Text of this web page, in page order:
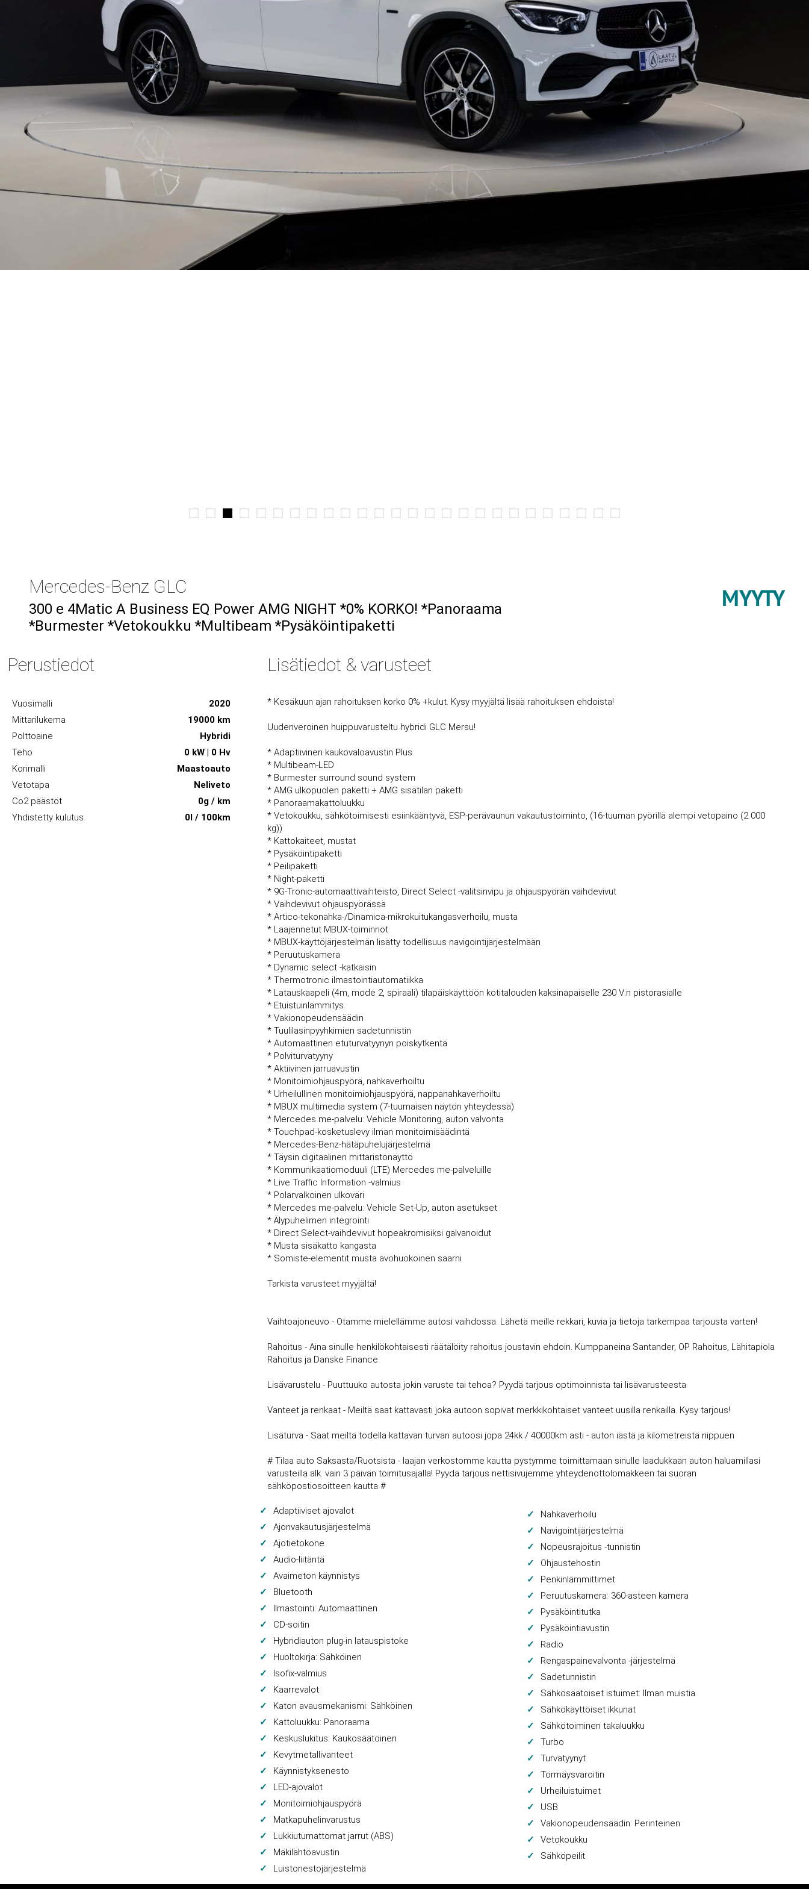
Mercedes-Benz GLC
300 e 4Matic A Business EQ Power AMG NIGHT *0% KORKO! *Panoraama
*Burmester *Vetokoukku *Multibeam *Pysäköintipaketti
MYYTY
Perustiedot
Vuosimalli
2020
Mittarilukema
19000 km
Polttoaine
Hybridi
Teho
0 kW | 0 Hv
Korimalli
Maastoauto
Vetotapa
Neliveto
Co2 päästöt
0g / km
Yhdistetty kulutus
0l / 100km
Lisätiedot & varusteet
* Kesäkuun ajan rahoituksen korko 0% +kulut. Kysy myyjältä lisää rahoituksen ehdoista!
Uudenveroinen huippuvarusteltu hybridi GLC Mersu!
* Adaptiivinen kaukovaloavustin Plus
* Multibeam-LED
* Burmester surround sound system
* AMG ulkopuolen paketti + AMG sisätilan paketti
* Panoraamakattoluukku
* Vetokoukku, sähkötoimisesti esiinkääntyvä, ESP-perävaunun vakautustoiminto, (16-tuuman pyörillä alempi vetopaino (2 000
kg))
* Kattokaiteet, mustat
* Pysäköintipaketti
* Peilipaketti
* Night-paketti
* 9G-Tronic-automaattivaihteisto, Direct Select -valitsinvipu ja ohjauspyörän vaihdevivut
* Vaihdevivut ohjauspyörässä
* Artico-tekonahka-/Dinamica-mikrokuitukangasverhoilu, musta
* Laajennetut MBUX-toiminnot
* MBUX-käyttöjärjestelmän lisätty todellisuus navigointijärjestelmään
* Peruutuskamera
* Dynamic select -katkaisin
* Thermotronic ilmastointiautomatiikka
* Latauskaapeli (4m, mode 2, spiraali) tilapäiskäyttöön kotitalouden kaksinapaiselle 230 V:n pistorasialle
* Etuistuinlämmitys
* Vakionopeudensäädin
* Tuulilasinpyyhkimien sadetunnistin
* Automaattinen etuturvatyynyn poiskytkentä
* Polviturvatyyny
* Aktiivinen jarruavustin
* Monitoimiohjauspyörä, nahkaverhoiltu
* Urheilullinen monitoimiohjauspyörä, nappanahkaverhoiltu
* MBUX multimedia system (7-tuumaisen näytön yhteydessä)
* Mercedes me-palvelu: Vehicle Monitoring, auton valvonta
* Touchpad-kosketuslevy ilman monitoimisäädintä
* Mercedes-Benz-hätäpuhelujärjestelmä
* Täysin digitaalinen mittaristonäyttö
* Kommunikaatiomoduuli (LTE) Mercedes me-palveluille
* Live Traffic Information -valmius
* Polarvalkoinen ulkoväri
* Mercedes me-palvelu: Vehicle Set-Up, auton asetukset
* Älypuhelimen integrointi
* Direct Select-vaihdevivut hopeakromisiksi galvanoidut
* Musta sisäkatto kangasta
* Somiste-elementit musta avohuokoinen saarni
Tarkista varusteet myyjältä!
Vaihtoajoneuvo - Otamme mielellämme autosi vaihdossa. Lähetä meille rekkari, kuvia ja tietoja tarkempaa tarjousta varten!
Rahoitus - Aina sinulle henkilökohtaisesti räätälöity rahoitus joustavin ehdoin. Kumppaneina Santander, OP Rahoitus, Lähitapiola
Rahoitus ja Danske Finance
Lisävarustelu - Puuttuuko autosta jokin varuste tai tehoa? Pyydä tarjous optimoinnista tai lisävarusteesta
Vanteet ja renkaat - Meiltä saat kattavasti joka autoon sopivat merkkikohtaiset vanteet uusilla renkailla. Kysy tarjous!
Lisäturva - Saat meiltä todella kattavan turvan autoosi jopa 24kk / 40000km asti - auton iästä ja kilometreistä riippuen
# Tilaa auto Saksasta/Ruotsista - laajan verkostomme kautta pystymme toimittamaan sinulle laadukkaan auton haluamillasi
varusteilla alk. vain 3 päivän toimitusajalla! Pyydä tarjous nettisivujemme yhteydenottolomakkeen tai suoran
sähköpostiosoitteen kautta #
Adaptiiviset ajovalot
Ajonvakautusjärjestelmä
Ajotietokone
Audio-liitäntä
Avaimeton käynnistys
Bluetooth
Ilmastointi: Automaattinen
CD-soitin
Hybridiauton plug-in latauspistoke
Huoltokirja: Sähköinen
Isofix-valmius
Kaarrevalot
Katon avausmekanismi: Sähköinen
Kattoluukku: Panoraama
Keskuslukitus: Kaukosäätöinen
Kevytmetallivanteet
Käynnistyksenesto
LED-ajovalot
Monitoimiohjauspyörä
Matkapuhelinvarustus
Lukkiutumattomat jarrut (ABS)
Mäkilähtöavustin
Luistonestojärjestelmä
Nahkaverhoilu
Navigointijärjestelmä
Nopeusrajoitus -tunnistin
Ohjaustehostin
Penkinlämmittimet
Peruutuskamera: 360-asteen kamera
Pysäköintitutka
Pysäköintiavustin
Radio
Rengaspainevalvonta -järjestelmä
Sadetunnistin
Sähkösäätöiset istuimet: Ilman muistia
Sähkökäyttöiset ikkunat
Sähkötoiminen takaluukku
Turbo
Turvatyynyt
Törmäysvaroitin
Urheiluistuimet
USB
Vakionopeudensäädin: Perinteinen
Vetokoukku
Sähköpeilit